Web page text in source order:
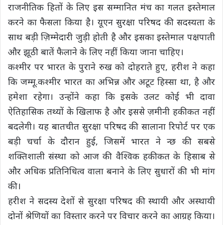
राजनीतिक हितों के लिए इस सम्मानित मंच का गलत इस्तेमाल
करने का फैसला किया है। यूएन सुरक्षा परिषद की सदस्यता के
साथ बड़ी ज़िम्मेदारी जुड़ी होती है और इसका इस्तेमाल पक्षपाती
और झूठी बातें फैलाने के लिए नहीं किया जाना चाहिए।
कश्मीर पर भारत के पुराने रुख को दोहराते हुए, हरीश ने कहा
कि जम्मू.कश्मीर भारत का अभिन्न और अटूट हिस्सा था, है और
हमेशा रहेगा। उन्होंने कहा कि इसके उलट कोई भी दावा
ऐतिहासिक तथ्यों के खिलाफ है और इससे ज़मीनी हकीकत नहीं
बदलेगी। यह बातचीत सुरक्षा परिषद की सालाना रिपोर्ट पर एक
बड़ी चर्चा के दौरान हुई, जिसमें भारत ने न्छ की सबसे
शक्तिशाली संस्था को आज की वैश्विक हकीकत के हिसाब से
और अधिक प्रतिनिधित्व वाला बनाने के लिए सुधारों की भी मांग
की।
हरीश ने सदस्य देशों से सुरक्षा परिषद की स्थायी और अस्थायी
दोनों श्रेणियों का विस्तार करने पर विचार करने का आग्रह किया।